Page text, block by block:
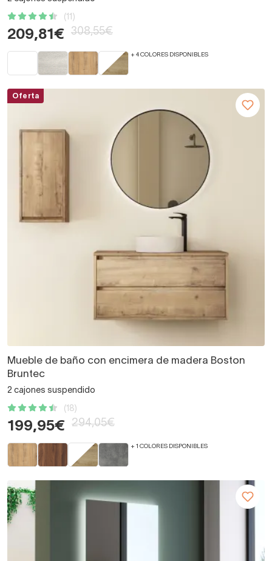
(11)
209,81€ 308,55€
+ 4 COLORES DISPONIBLES
Oferta
Mueble de baño con encimera de madera Boston
Bruntec
2 cajones suspendido
(18)
199,95€ 294,05€
+ 1 COLORES DISPONIBLES